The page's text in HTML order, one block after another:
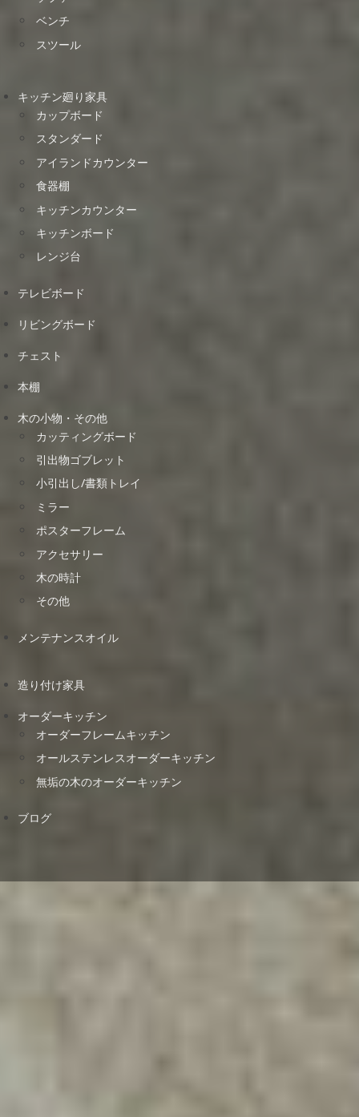
ベンチ
スツール
キッチン廻り家具
カップボード
スタンダード
アイランドカウンター
食器棚
キッチンカウンター
キッチンボード
レンジ台
テレビボード
リビングボード
チェスト
本棚
木の小物・その他
カッティングボード
引出物ゴブレット
小引出し/書類トレイ
ミラー
ポスターフレーム
アクセサリー
木の時計
その他
メンテナンスオイル
造り付け家具
オーダーキッチン
オーダーフレームキッチン
オールステンレスオーダーキッチン
無垢の木のオーダーキッチン
ブログ